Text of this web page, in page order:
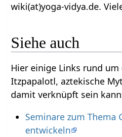
wiki(at)yoga-vidya.de.
Siehe auch
Hier einige Links rund um
Itzpapalotl, aztekische
damit verknüpft sein
Seminare zum Thema
entwickeln